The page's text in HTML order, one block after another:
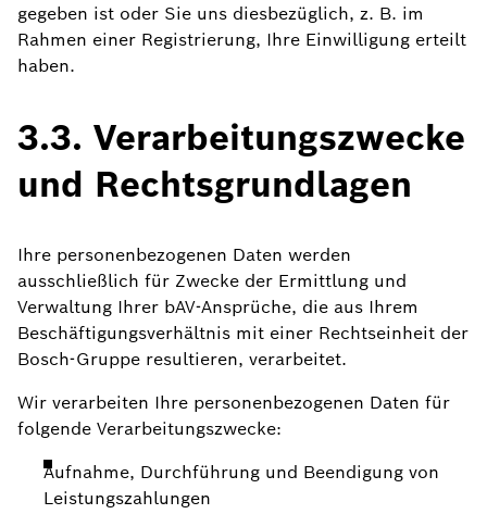
gegeben ist oder Sie uns diesbezüglich, z. B. im
Rahmen einer Registrierung, Ihre Einwilligung erteilt
haben.
3.3. Verarbeitungszwecke
und Rechtsgrundlagen
Ihre personenbezogenen Daten werden
ausschließlich für Zwecke der Ermittlung und
Verwaltung Ihrer bAV-Ansprüche, die aus Ihrem
Beschäftigungsverhältnis mit einer Rechtseinheit der
Bosch-Gruppe resultieren, verarbeitet.
Wir verarbeiten Ihre personenbezogenen Daten für
folgende Verarbeitungszwecke:
Aufnahme, Durchführung und Beendigung von
Leistungszahlungen